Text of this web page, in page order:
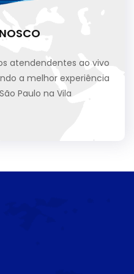
atendendentes ao vivo
a melhor experiência
Paulo na Vila